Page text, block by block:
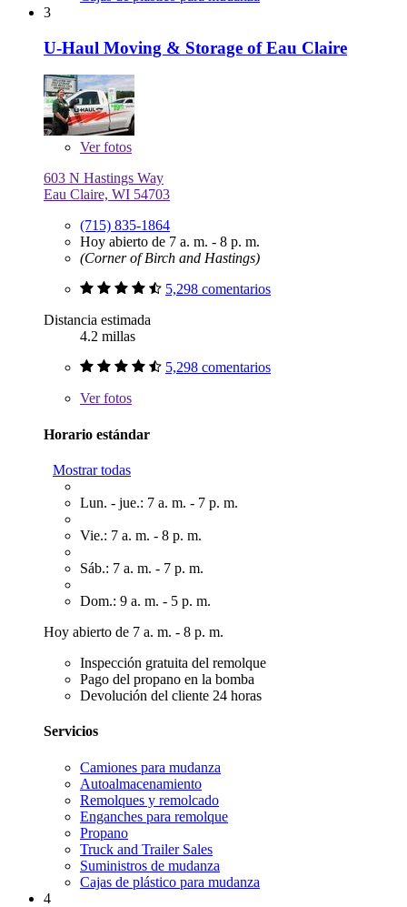
3
U-Haul Moving & Storage of Eau Claire
Verfotos
603 N Hastings Way
Eau Claire, WI 54703
(715) 835-1864
Hoy abierto de 7 a. m. - 8 p. m.
(Corner of Birch and Hastings)
5,298 comentarios
Distancia estimada
4.2 millas
5,298 comentarios
Verfotos
Horario estándar
Mostrar todas
Lun. - jue.: 7 a. m. - 7 p. m.
Vie.: 7 a. m. - 8 p. m.
Sáb.: 7 a. m. - 7 p. m.
Dom.: 9 a. m. - 5 p. m.
Hoy abierto de 7 a. m. - 8 p. m.
Inspección gratuita del remolque
Pago del propano en la bomba
Devolución del cliente 24 horas
Servicios
Camiones para mudanza
Autoalmacenamiento
Remolques y remolcado
Enganches para remolque
Propano
Truck and Trailer Sales
Suministros de mudanza
Cajas de plástico para mudanza
4